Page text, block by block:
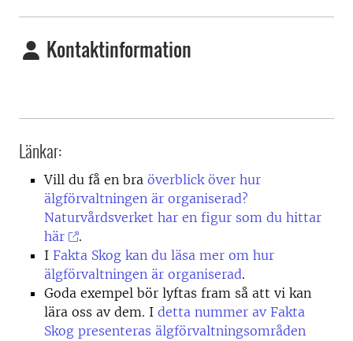
Kontaktinformation
Länkar:
Vill du få en bra överblick över hur
älgförvaltningen är organiserad?
Naturvårdsverket har en figur som du hittar
här
.
I Fakta Skog kan du läsa mer om hur
älgförvaltningen är organiserad.
Goda exempel bör lyftas fram så att vi kan
lära oss av dem. I detta nummer av Fakta
Skog presenteras älgförvaltningsområden